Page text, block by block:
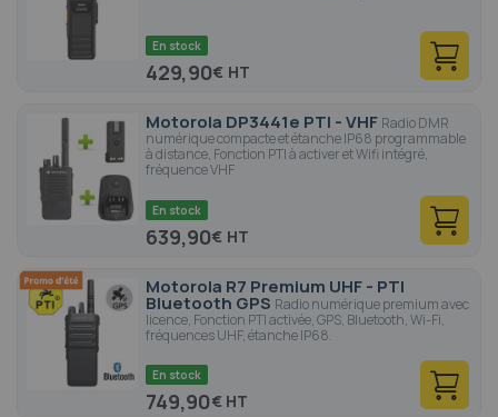
En stock
429,90€
Motorola DP3441e PTI - VHF Radio DMR
numérique compacte et étanche IP68 programmable
à distance, Fonction PTI à activer et Wifi intégré,
fréquence VHF
En stock
639,90€
Motorola R7 Premium UHF - PTI
Bluetooth GPS Radio numérique premium avec
licence, Fonction PTI activée, GPS, Bluetooth, Wi-Fi,
fréquences UHF, étanche IP68.
En stock
749,90€